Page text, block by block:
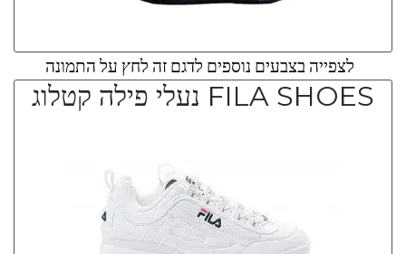
לצפייה בצבעים נוספים לדגם זה לחץ על התמונה
FILA SHOES נעלי פילה קטלוג